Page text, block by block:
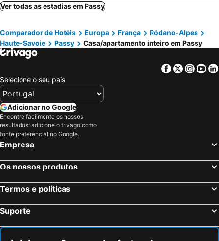
Quiet Location With Views Of Mont Blanc - 4 People
Ver todas as estadias em Passy
Comparador de Hotéis Europa França
Ródano-Alpes
Haute-Savoie
Passy Casa/apartamento inteiro em Passy
Facebook
Twitter
Selecione o seu país
Adicionar no Google
Encontre facilmente os nossos
resultados: adicione o trivago como
fonte preferencial no Google.
Empresa
Os nossos produtos
Termos e políticas
Suporte